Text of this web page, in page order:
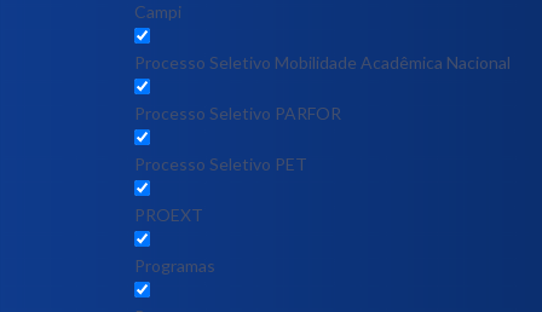
Campi
Processo Seletivo Mobilidade Acadêmica Nacional
Processo Seletivo PARFOR
Processo Seletivo PET
PROEXT
Programas